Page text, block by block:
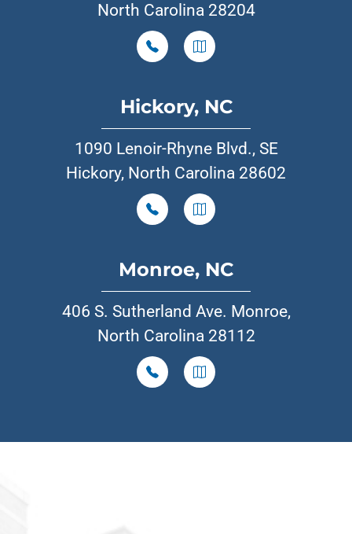
North Carolina 28204
Hickory, NC
1090 Lenoir-Rhyne Blvd., SE
Hickory, North Carolina 28602
Monroe, NC
406 S. Sutherland Ave. Monroe,
North Carolina 28112